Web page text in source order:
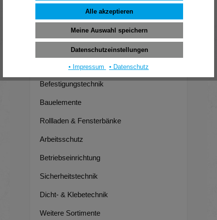
Elektrowerkzeuge
Forst- und Gartengeräte
Beschläge
Befestigungstechnik
Bauelemente
Rollladen & Fensterbänke
Arbeitsschutz
Betriebseinrichtung
Sicherheitstechnik
Dicht- & Klebetechnik
Weitere Sortimente
Alle akzeptieren
Meine Auswahl speichern
Datenschutzeinstellungen
⦁ Impressum ⦁ Datenschutz